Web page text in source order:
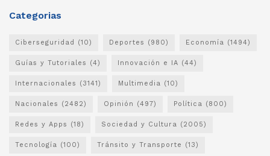
Categorias
Ciberseguridad (10) Deportes (980) Economía (1494)
Guías y Tutoriales (4) Innovación e IA (44)
Internacionales (3141) Multimedia (10)
Nacionales (2482) Opinión (497) Política (800)
Redes y Apps (18) Sociedad y Cultura (2005)
Tecnología (100) Tránsito y Transporte (13)